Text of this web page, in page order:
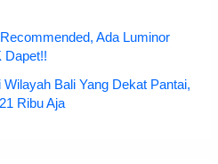
Ada Luminor
Dapet!!
Bali Yang Dekat Pantai,
Ribu Aja